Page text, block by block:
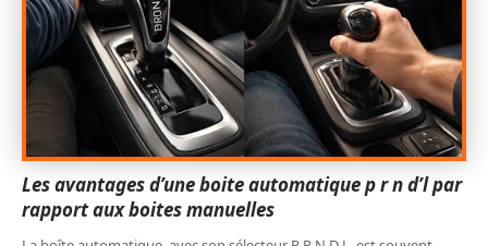
Les avantages d’une boite automatique p r n d’l par
rapport aux boites manuelles